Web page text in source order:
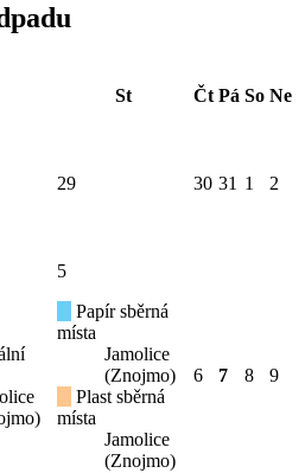
St Čt Pá So Ne
29 30 31 1 2
5
Papír sběrná
místa
Jamolice
(Znojmo)
Plast sběrná
místa
Jamolice
(Znojmo)
6 7 8 9